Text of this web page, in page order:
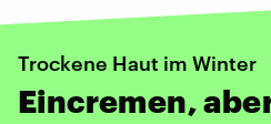
Trockene Haut im Winter
Eincremen,